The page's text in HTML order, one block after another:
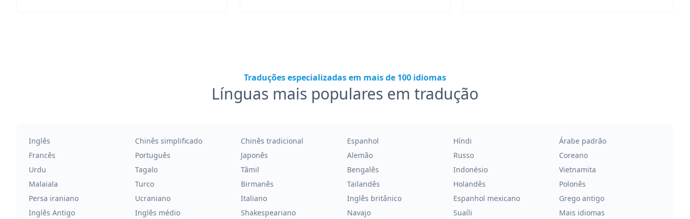
Traduções especializadas em mais de 100 idiomas
Línguas mais populares em tradução
Inglês Chinês simplificado Chinês tradicional Espanhol Híndi
Árabe padrão
Francês
Português Japonês Alemão Russo
Coreano
Urdu
Tagalo Tâmil Bengalês Indonésio
Vietnamita
Malaiala
Turco Birmanês Tailandês Holandês
Polonês
Persa iraniano
Ucraniano Italiano Inglês britânico Espanhol mexicano
Grego antigo
Inglês Antigo
Inglês médio Shakespeariano Navajo Suaíli Mais idiomas